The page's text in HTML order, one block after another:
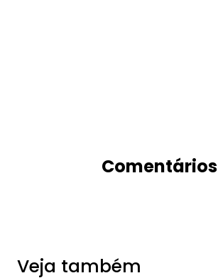
Comentários
Veja também